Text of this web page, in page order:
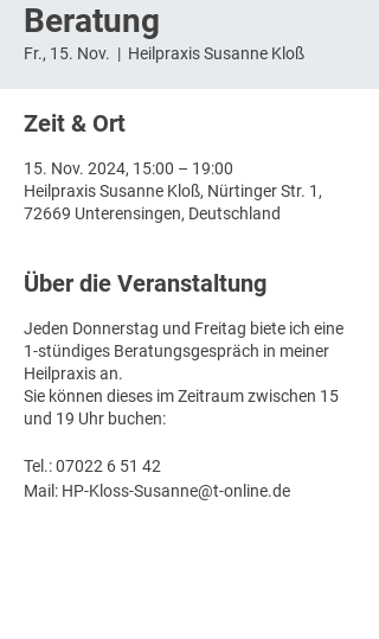
Beratung
Fr., 15. Nov.
  |
Heilpraxis Susanne Kloß
Zeit & Ort
15. Nov. 2024, 15:00 – 19:00
Heilpraxis Susanne Kloß, Nürtinger Str. 1,
72669 Unterensingen, Deutschland
Über die Veranstaltung
Jeden Donnerstag und Freitag biete ich eine
1-stündiges Beratungsgespräch in meiner
Heilpraxis an.
Sie können dieses im Zeitraum zwischen 15
und 19 Uhr buchen:
Tel.: 07022 6 51 42
Mail: HP-Kloss-Susanne@t-online.de